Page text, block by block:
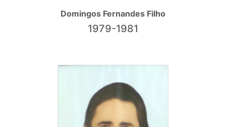
Domingos Fernandes Filho
1979-1981